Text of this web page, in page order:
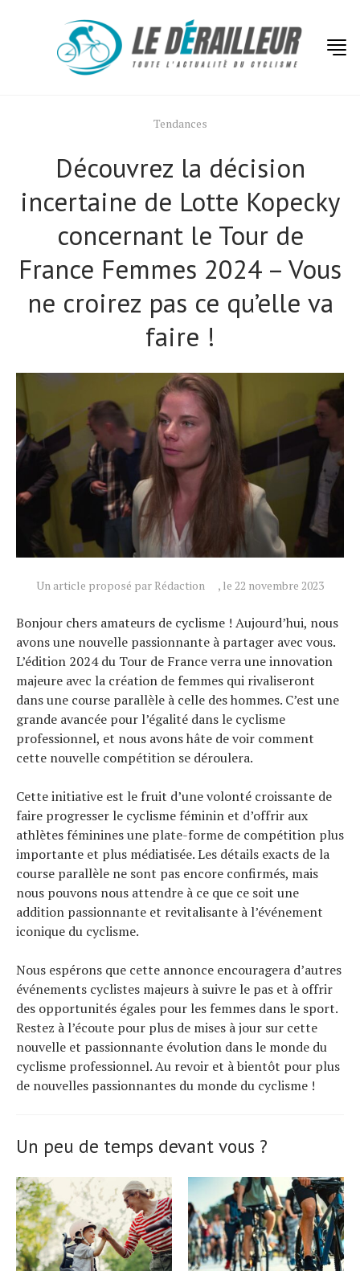
Tendances
Découvrez la décision
incertaine de Lotte Kopecky
concernant le Tour de
France Femmes 2024 – Vous
ne croirez pas ce qu’elle va
faire !
Un article proposé par Rédaction , le 22 novembre 2023
Bonjour chers amateurs de cyclisme ! Aujourd’hui, nous
avons une nouvelle passionnante à partager avec vous.
L’édition 2024 du Tour de France verra une innovation
majeure avec la création de femmes qui rivaliseront
dans une course parallèle à celle des hommes. C’est une
grande avancée pour l’égalité dans le cyclisme
professionnel, et nous avons hâte de voir comment
cette nouvelle compétition se déroulera.
Cette initiative est le fruit d’une volonté croissante de
faire progresser le cyclisme féminin et d’offrir aux
athlètes féminines une plate-forme de compétition plus
importante et plus médiatisée. Les détails exacts de la
course parallèle ne sont pas encore confirmés, mais
nous pouvons nous attendre à ce que ce soit une
addition passionnante et revitalisante à l’événement
iconique du cyclisme.
Nous espérons que cette annonce encouragera d’autres
événements cyclistes majeurs à suivre le pas et à offrir
des opportunités égales pour les femmes dans le sport.
Restez à l’écoute pour plus de mises à jour sur cette
nouvelle et passionnante évolution dans le monde du
cyclisme professionnel. Au revoir et à bientôt pour plus
de nouvelles passionnantes du monde du cyclisme !
Un peu de temps devant vous ?
Actualités
Technologies
Tous nos articles
À propos